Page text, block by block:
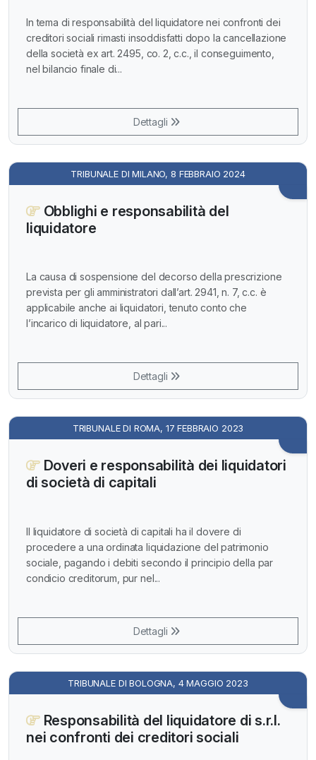
In tema di responsabilità del liquidatore nei confronti dei
creditori sociali rimasti insoddisfatti dopo la cancellazione
della società ex art. 2495, co. 2, c.c., il conseguimento,
nel bilancio finale di...
Dettagli
TRIBUNALE DI MILANO, 8 FEBBRAIO 2024
Obblighi e responsabilità del
liquidatore
La causa di sospensione del decorso della prescrizione
prevista per gli amministratori dall’art. 2941, n. 7, c.c. è
applicabile anche ai liquidatori, tenuto conto che
l’incarico di liquidatore, al pari...
Dettagli
TRIBUNALE DI ROMA, 17 FEBBRAIO 2023
Doveri e responsabilità dei liquidatori
di società di capitali
Il liquidatore di società di capitali ha il dovere di
procedere a una ordinata liquidazione del patrimonio
sociale, pagando i debiti secondo il principio della par
condicio creditorum, pur nel...
Dettagli
TRIBUNALE DI BOLOGNA, 4 MAGGIO 2023
Responsabilità del liquidatore di s.r.l.
nei confronti dei creditori sociali